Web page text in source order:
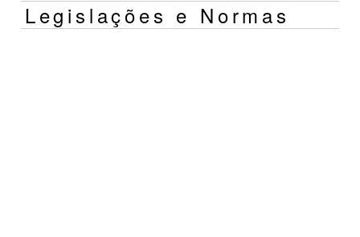
Legislações e Normas